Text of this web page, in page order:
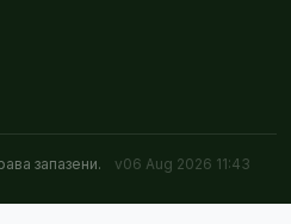
запазени. v06 Aug 2026 11:43